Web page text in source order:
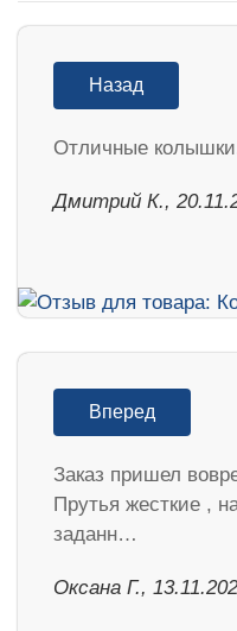
Назад
Отличные
Дмитрий К.,
Вперед
Заказ пришел
Прутья жесткие ,
заданн…
Оксана Г.,